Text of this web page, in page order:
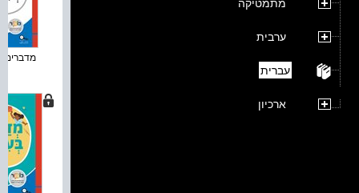
מתמטיקה
ערבית
עברית
ארכיון
מדברים